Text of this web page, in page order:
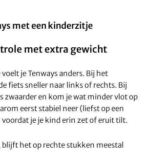
met een kinderzitje
met extra gewicht
je Tenways anders. Bij het
fiets sneller naar links of rechts. Bij
zwaarder en kom je wat minder vlot op
eerst stabiel neer (liefst op een
je je kind erin zet of eruit tilt.
blijft het op rechte stukken meestal